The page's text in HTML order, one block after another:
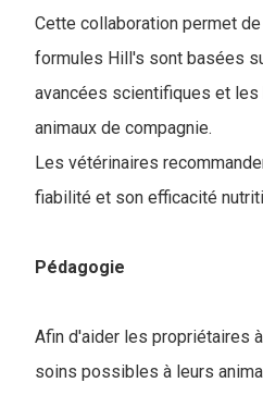
Cette collaboration permet
formules Hill's sont basées
avancées scientifiques et
animaux de compagnie.
Les vétérinaires
fiabilité et son efficacité
Pédagogie
Afin d'aider les propriétaires
soins possibles à leurs